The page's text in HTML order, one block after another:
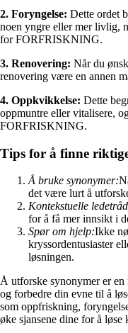
2. Foryngelse: Dette ordet
noen yngre eller mer livlig,
for FORFRISKNING.
3. Renovering: Når du
renovering være en annen
4. Oppkvikkelse: Dette
oppmuntre eller vitalisere,
FORFRISKNING.
Tips for å finne
Å bruke synonymer:
det være lurt å
Kontekstuelle
for å få mer innsikt i
Spør om hjelp:Ikke
kryssordentusiaster
løsningen.
Å utforske synonymer er
og forbedre din evne til å
som oppfriskning,
øke sjansene dine for å